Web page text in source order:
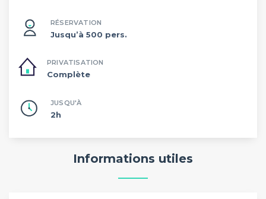
RÉSERVATION
Jusqu’à 500 pers.
PRIVATISATION
Complète
JUSQU'À
2h
Informations utiles